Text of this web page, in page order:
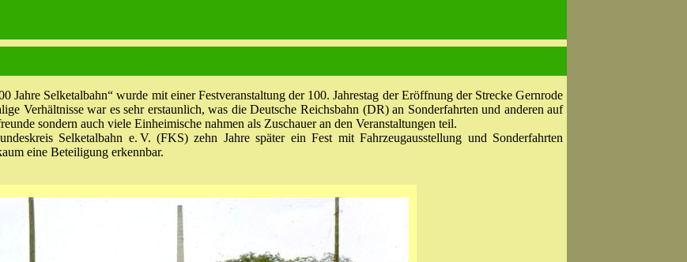
Jahre Selketalbahn“ wurde mit einer Festveranstaltung der 100. Jahrestag der Eröffnung der Strecke Gernrode
Verhältnisse war es sehr erstaunlich, was die Deutsche Reichsbahn (DR) an Sonderfahrten und anderen auf
sondern auch viele Einheimische nahmen als Zuschauer an den Veranstaltungen teil.
Selketalbahn e. V. (FKS) zehn Jahre später ein Fest mit Fahrzeugausstellung und Sonderfahrten
eine Beteiligung erkennbar.